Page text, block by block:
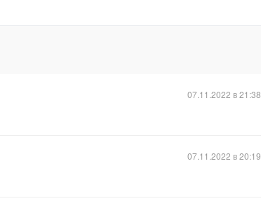
07.11.2022 в 21:38
07.11.2022 в 20:19